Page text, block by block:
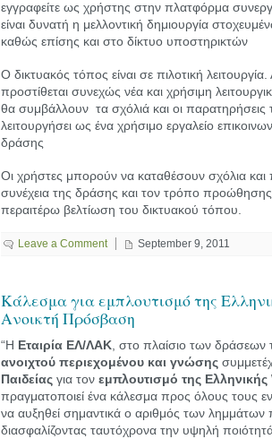
εγγραφείτε ως χρήστης στην πλατφόρμα
είναι δυνατή η μελλοντική δημιουργία
καθώς επίσης και στο δίκτυο υποστηρικτών
O δικτυακός τόπος είναι σε πιλοτική
προστίθεται συνεχώς νέα και χρήσιμη
θα συμβάλλουν τα σχόλιά και οι
λειτουργήσει ως ένα χρήσιμο εργαλείο
δράσης
Οι χρήστες μπορούν να καταθέσουν σχόλια και
συνέχεια της δράσης και τον τρόπο
περαιτέρω βελτίωση του δικτυακού τόπου.
Leave a Comment September 9, 2011
Κάλεσμα για εμπλουτισμό της
Ανοικτή Πρόσβαση
“Η Εταιρία ΕΛ/ΛΑΚ, στο πλαίσιο των δράσεων
ανοιχτού περιεχομένου και γνώσης
Παιδείας για τον εμπλουτισμό της
πραγματοποιεί ένα κάλεσμα προς όλους τους
να αυξηθεί σημαντικά ο αριθμός των λημμάτων
διασφαλίζοντας ταυτόχρονα την υψηλή